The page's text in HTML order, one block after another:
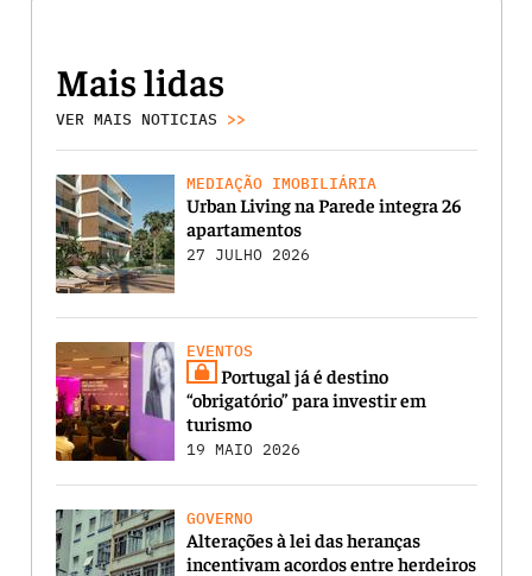
Mais lidas
VER MAIS NOTICIAS >>
MEDIAÇÃO IMOBILIÁRIA
Urban Living na Parede integra 26
apartamentos
27 JULHO 2026
EVENTOS
Portugal já é destino
“obrigatório” para investir em
turismo
19 MAIO 2026
GOVERNO
Alterações à lei das heranças
incentivam acordos entre herdeiros